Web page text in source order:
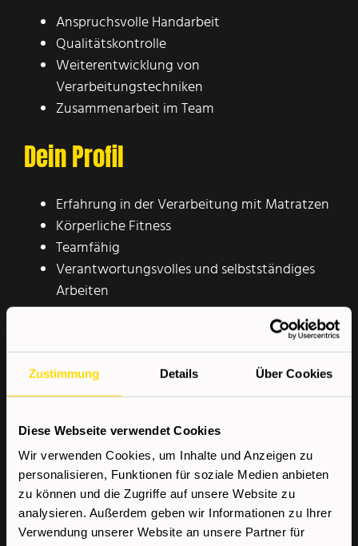
Zustimmung Details Über Cookies
Diese Webseite verwendet Cookies
Wir verwenden Cookies, um Inhalte und Anzeigen zu
personalisieren, Funktionen für soziale Medien anbieten
zu können und die Zugriffe auf unsere Website zu
analysieren. Außerdem geben wir Informationen zu Ihrer
Verwendung unserer Website an unsere Partner für
Anspruchsvolle Handarbeit
Qualitätskontrolle
Weiterentwicklung von
Verarbeitungstechniken
Zusammenarbeit im Team
Dein Profil
Erfahrung in der Verarbeitung mit Matratzen
Körperliche Fitness
Teamfähig
Verantwortungsvolles und selbstständiges
Arbeiten
Führerschein B + PKW zum Erreichen des
Wir bieten
Kostenloser Kompetenzcheck
Sehr gute Aus- und
Weiterbildungsmöglichkeiten
Top-Verdienstmöglichkeiten durch
individualisierte Job-Angebote